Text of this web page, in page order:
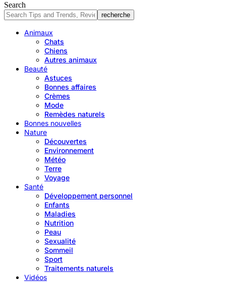
Search
Animaux
Chats
Chiens
Autres animaux
Beauté
Astuces
Bonnes affaires
Crèmes
Mode
Remèdes naturels
Bonnes nouvelles
Nature
Découvertes
Environnement
Météo
Terre
Voyage
Santé
Développement personnel
Enfants
Maladies
Nutrition
Peau
Sexualité
Sommeil
Sport
Traitements naturels
Vidéos